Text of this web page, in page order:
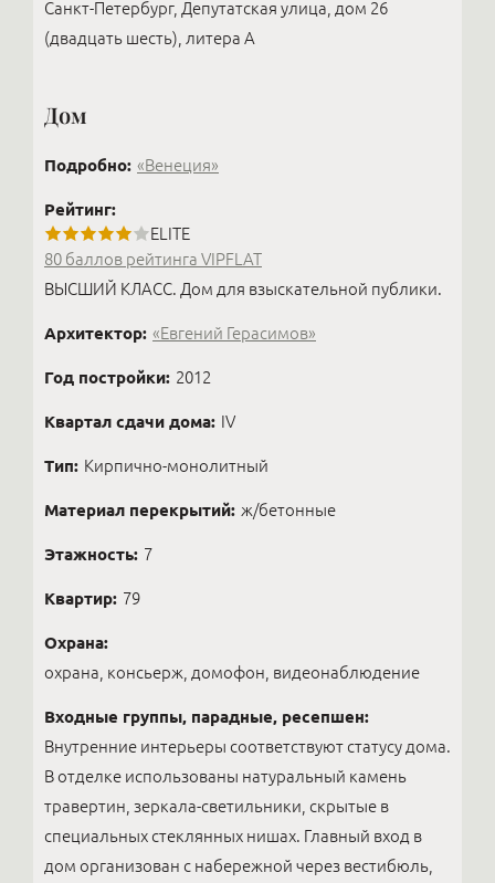
Санкт-Петербург, Депутатская улица, дом 26
(двадцать шесть), литера А
Дом
Подробно: «Венеция»
Рейтинг:
ELITE
80 баллов рейтинга VIPFLAT
ВЫСШИЙ КЛАСС. Дом для взыскательной публики.
Архитектор: «Евгений Герасимов»
Год постройки: 2012
Квартал сдачи дома: IV
Тип: Кирпично-монолитный
Материал перекрытий: ж/бетонные
Этажность: 7
Квартир: 79
Охрана:
охрана, консьерж, домофон, видеонаблюдение
Входные группы, парадные, ресепшен:
Внутренние интерьеры соответствуют статусу дома.
В отделке использованы натуральный камень
травертин, зеркала-светильники, скрытые в
специальных стеклянных нишах. Главный вход в
дом организован с набережной через вестибюль,